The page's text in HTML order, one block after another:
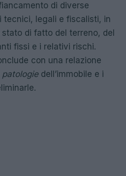
di diverse
tecnici, legali e fiscalisti, in
di fatto del terreno, del
fissi e i relativi rischi.
con una relazione
patologiedell’immobile e i